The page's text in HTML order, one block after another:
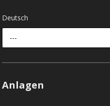
Deutsch
---
Anlagen